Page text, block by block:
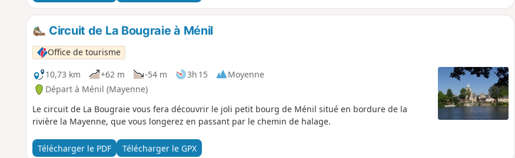
Circuit de La Bougraie à Ménil
Office de tourisme
10,73 km
+62 m -54 m 3h 15
Moyenne
Départ à Ménil (Mayenne)
Le circuit de La Bougraie vous fera découvrir le joli petit bourg de Ménil situé en bordure de la
rivière la Mayenne, que vous longerez en passant par le chemin de halage.
Télécharger le PDF Télécharger le GPX